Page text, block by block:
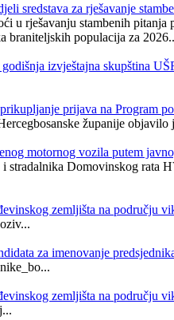
sredstava za rješavanje
u rješavanju stambenih
braniteljskih populacija za
izvještajna skupština
prijava na Program
županije
motornog vozila putem
stradalnika Domovinskog rata
zemljišta na području
za imenovanje
zemljišta na području